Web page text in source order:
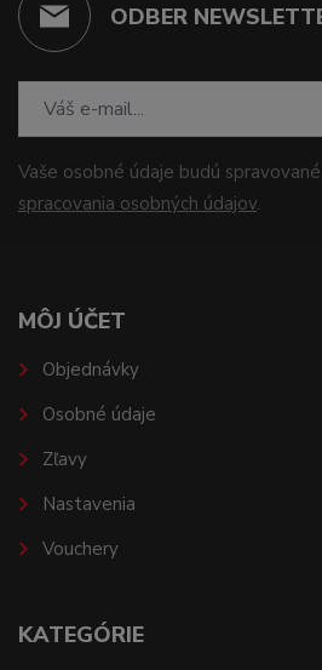
ODBER
Vaše osobné údaje budú
spracovania osobných údajov.
MÔJ ÚČET
Objednávky
Osobné údaje
Zľavy
Nastavenia
Vouchery
KATEGÓRIE